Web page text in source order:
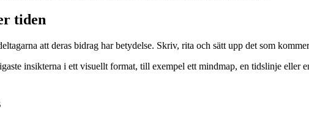
tiden
att deras bidrag har betydelse. Skriv, rita och sätt upp det som
insikterna i ett visuellt format, till exempel ett mindmap, en tidslinje